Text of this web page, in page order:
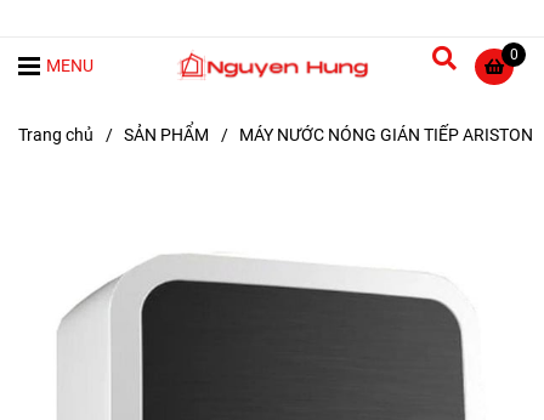
0
MENU
Trang chủ / SẢN PHẨM / MÁY NƯỚC NÓNG GIÁN TIẾP ARISTON